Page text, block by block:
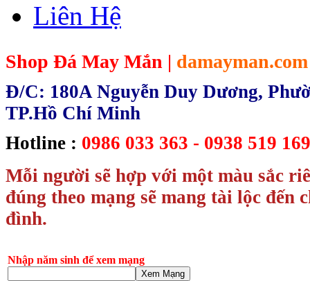
Liên Hệ
Shop Đá May Mắn | damayman.com
Đ/C: 180A Nguyễn Duy Dương,
TP.Hồ Chí Minh
Hotline : 0986 033 363 - 0938 519
Mỗi người sẽ hợp với một màu sắc
đúng theo mạng sẽ mang tài lộc đến
đình.
Nhập năm sinh để xem mạng
Xem Mạng